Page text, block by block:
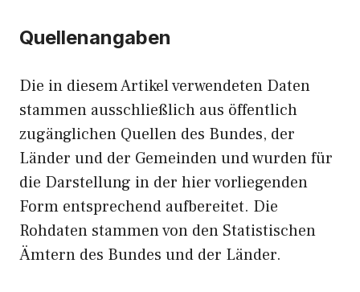
Quellenangaben
Die in diesem Artikel verwendeten Daten
stammen ausschließlich aus öffentlich
zugänglichen Quellen des Bundes, der
Länder und der Gemeinden und wurden für
die Darstellung in der hier vorliegenden
Form entsprechend aufbereitet. Die
Rohdaten stammen von den Statistischen
Ämtern des Bundes und der Länder.